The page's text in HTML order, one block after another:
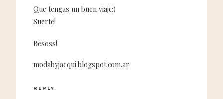
Que tengas un buen viaje:)
Suerte!
Besoss!
modabyjacqui.blogspot.com.ar
REPLY